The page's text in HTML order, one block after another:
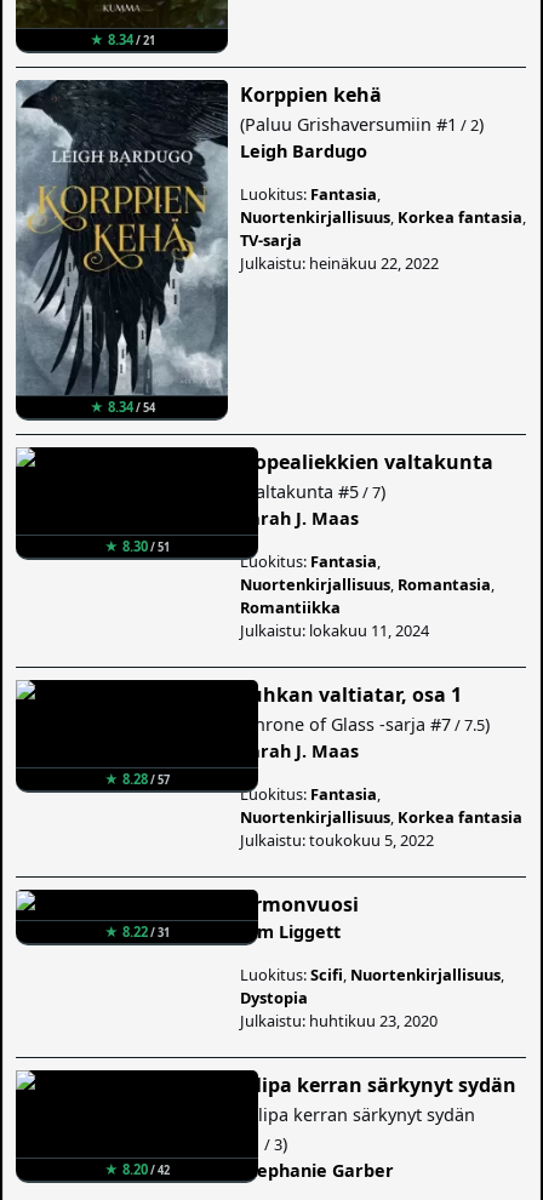
★ 8.34/ 21
★ 8.34/ 54
Korppien kehä
(Paluu Grishaversumiin #1 / 2)
Leigh Bardugo
Luokitus: Fantasia
Nuortenkirjallisuus Korkea fantasia
TV-sarja
Julkaistu: heinäkuu 22, 2022
★ 8.30/ 51
Hopealiekkien valtakunta
Valtakunta #5/ 7)
Sarah J. Maas
Luokitus: Fantasia
Nuortenkirjallisuus Romantasia
Romantiikka
Julkaistu: lokakuu 11, 2024
★ 8.28/ 57
Tuhkan valtiatar, osa 1
Throne of Glass -sarja #7/ 7.5)
Sarah J. Maas
Luokitus: Fantasia
Nuortenkirjallisuus Korkea fantasia
Julkaistu: toukokuu 5, 2022
★ 8.22/ 31
Armonvuosi
Kim Liggett
Luokitus:Scifi Nuortenkirjallisuus
Dystopia
Julkaistu: huhtikuu 23, 2020
★ 8.20/ 42
Olipa kerran särkynyt sydän
Olipa kerran särkynyt sydän
/ 3)
Stephanie Garber